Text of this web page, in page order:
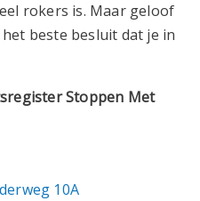
rokers is. Maar geloof
beste besluit dat je in
Stoppen Met
10A